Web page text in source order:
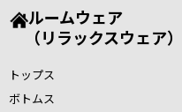
ルームウェア
（リラックスウェア）
トップス
ボトムス